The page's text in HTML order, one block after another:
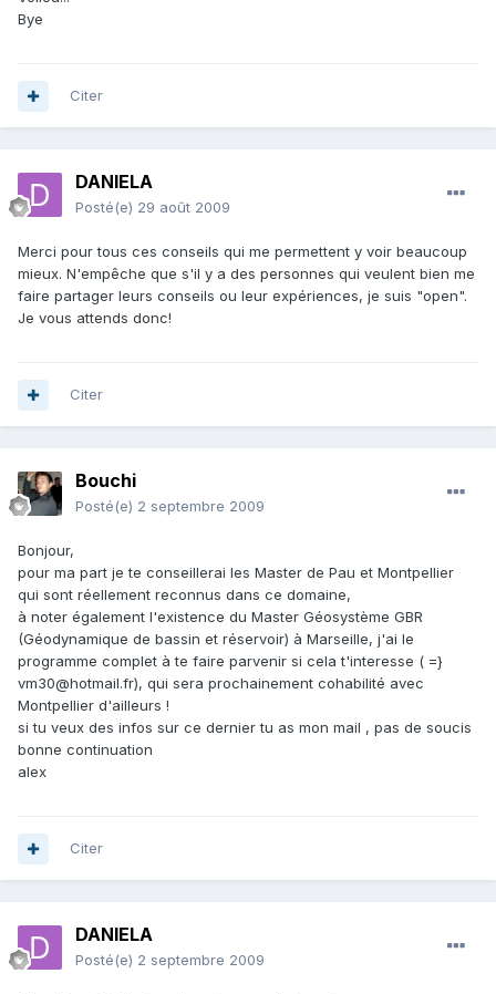
Bye
Citer
DANIELA
Posté(e) 29 août 2009
Merci pour tous ces conseils qui me permettent y voir beaucoup
mieux. N'empêche que s'il y a des personnes qui veulent bien me
faire partager leurs conseils ou leur expériences, je suis "open".
Je vous attends donc!
Citer
Bouchi
Posté(e) 2 septembre 2009
Bonjour,
pour ma part je te conseillerai les Master de Pau et Montpellier
qui sont réellement reconnus dans ce domaine,
à noter également l'existence du Master Géosystème GBR
(Géodynamique de bassin et réservoir) à Marseille, j'ai le
programme complet à te faire parvenir si cela t'interesse ( =}
vm30@hotmail.fr), qui sera prochainement cohabilité avec
Montpellier d'ailleurs !
si tu veux des infos sur ce dernier tu as mon mail , pas de soucis
bonne continuation
alex
Citer
DANIELA
Posté(e) 2 septembre 2009